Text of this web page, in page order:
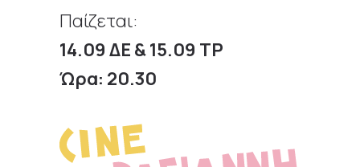
Παίζεται:
14.09 ΔΕ & 15.09 ΤΡ
Ώρα: 20.30